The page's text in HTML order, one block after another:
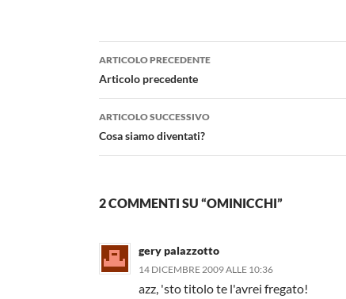
Navigazione
articolo
ARTICOLO PRECEDENTE
Articolo precedente
ARTICOLO SUCCESSIVO
Cosa siamo diventati?
2 COMMENTI SU “OMINICCHI”
gery palazzotto
14 DICEMBRE 2009 ALLE 10:36
azz, 'sto titolo te l'avrei fregato!